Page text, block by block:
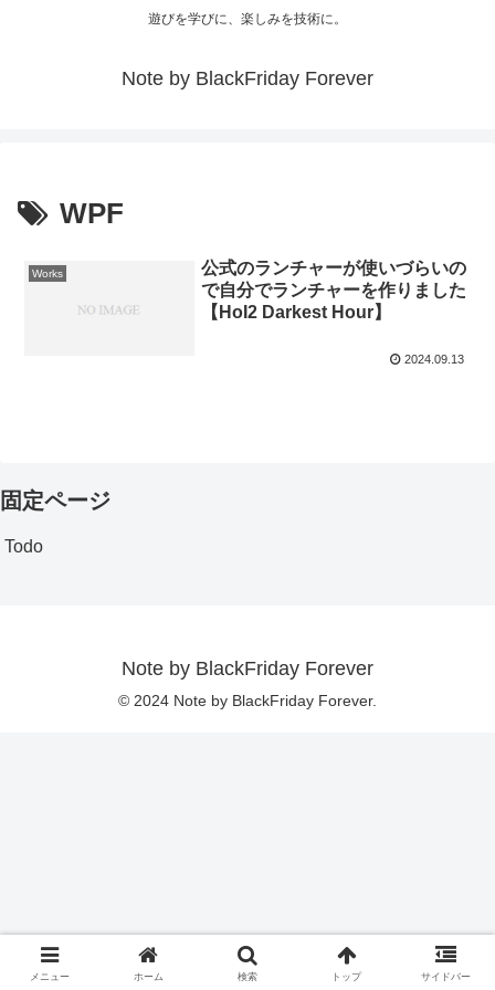
遊びを学びに、楽しみを技術に。
Note by BlackFriday Forever
WPF
Works
公式のランチャーが使いづらいの
で自分でランチャーを作りました
【HoI2 Darkest Hour】
2024.09.13
固定ページ
Todo
Note by BlackFriday Forever
© 2024 Note by BlackFriday Forever.
メニュー ホーム 検索 トップ サイドバー